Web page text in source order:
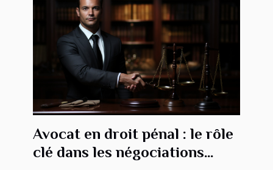
Avocat en droit pénal : le rôle
clé dans les négociations